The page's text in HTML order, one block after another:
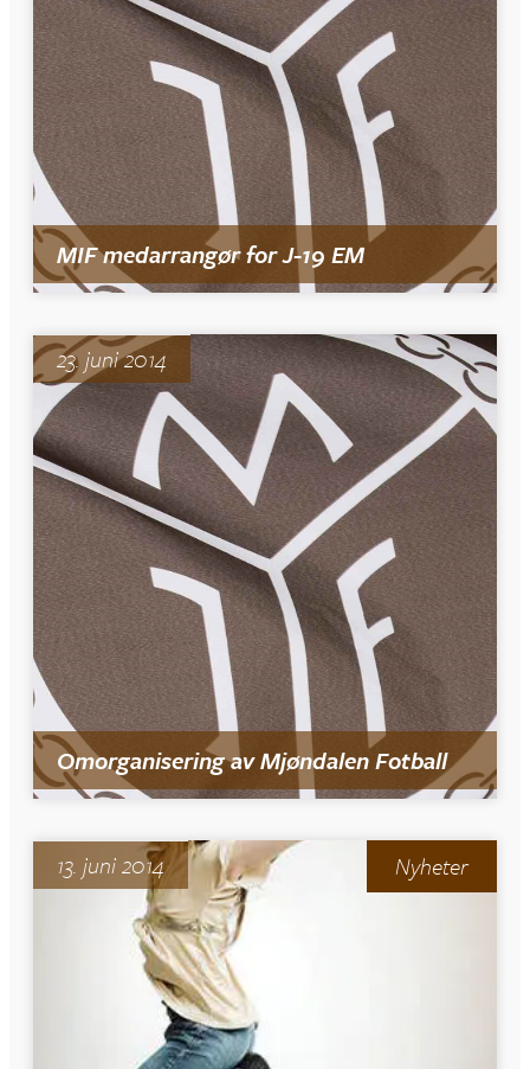
MIF medarrangør for J-19 EM
Omorganisering av Mjøndalen Fotball
23. juni 2014
Nyheter
13. juni 2014